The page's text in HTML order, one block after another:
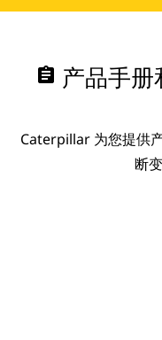
assignment 产品手册
Caterpillar 为您提供
断